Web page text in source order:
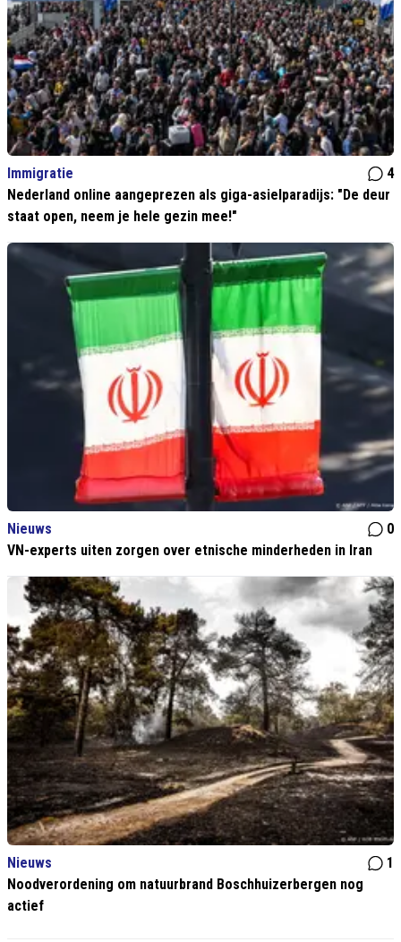
Immigratie
4
Nederland online aangeprezen als giga-asielparadijs: "De deur
staat open, neem je hele gezin mee!"
Nieuws
0
VN-experts uiten zorgen over etnische minderheden in Iran
Nieuws
1
Noodverordening om natuurbrand Boschhuizerbergen nog
actief